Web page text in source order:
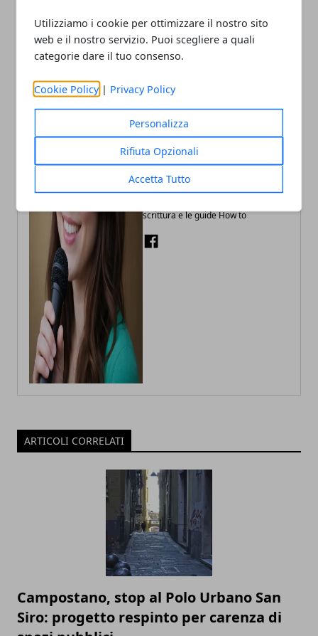
Utilizziamo i cookie per ottimizzare il nostro sito
web e il nostro servizio. Puoi scegliere a quali
categorie dare il tuo consenso.
Cookie Policy | Privacy Policy
Personalizza
Rifiuta Opzionali
Accetta Tutto
Annalisa Biasi
Autrice di articoli per blog, laureata
scrittura e le guide How to
ARTICOLI CORRELATI
Campostano, stop al Polo Urbano San
Siro: progetto respinto per carenza di